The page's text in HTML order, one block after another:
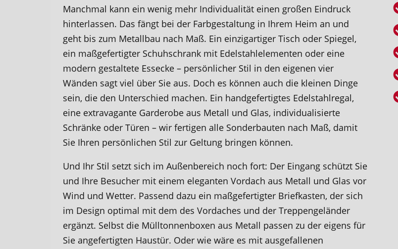
Manchmal kann ein wenig mehr Individualität einen großen Eindruck
hinterlassen. Das fängt bei der Farbgestaltung in Ihrem Heim an und
geht bis zum Metallbau nach Maß. Ein einzigartiger Tisch oder Spiegel,
ein maßgefertigter Schuhschrank mit Edelstahlelementen oder eine
modern gestaltete Essecke – persönlicher Stil in den eigenen vier
Wänden sagt viel über Sie aus. Doch es können auch die kleinen Dinge
sein, die den Unterschied machen. Ein handgefertigtes Edelstahlregal,
eine extravagante Garderobe aus Metall und Glas, individualisierte
Schränke oder Türen – wir fertigen alle Sonderbauten nach Maß, damit
Sie Ihren persönlichen Stil zur Geltung bringen können.
Und Ihr Stil setzt sich im Außenbereich noch fort: Der Eingang schützt Sie
und Ihre Besucher mit einem eleganten Vordach aus Metall und Glas vor
Wind und Wetter. Passend dazu ein maßgefertigter Briefkasten, der sich
im Design optimal mit dem des Vordaches und der Treppengeländer
ergänzt. Selbst die Mülltonnenboxen aus Metall passen zu der eigens für
Sie angefertigten Haustür. Oder wie wäre es mit ausgefallenen